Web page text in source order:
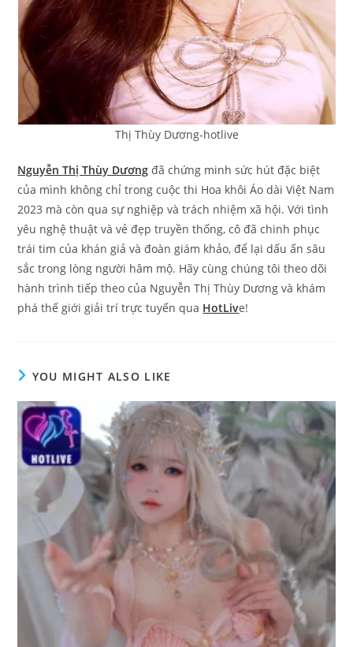
Thị Thùy Dương-hotlive
Nguyễn Thị Thùy Dương đã chứng minh sức hút đặc biệt
của mình không chỉ trong cuộc thi Hoa khôi Áo dài Việt Nam
2023 mà còn qua sự nghiệp và trách nhiệm xã hội. Với tình
yêu nghệ thuật và vẻ đẹp truyền thống, cô đã chinh phục
trái tim của khán giả và đoàn giám khảo, để lại dấu ấn sâu
sắc trong lòng người hâm mộ. Hãy cùng chúng tôi theo dõi
hành trình tiếp theo của Nguyễn Thị Thùy Dương và khám
phá thế giới giải trí trực tuyến qua HotLive!
YOU MIGHT ALSO LIKE